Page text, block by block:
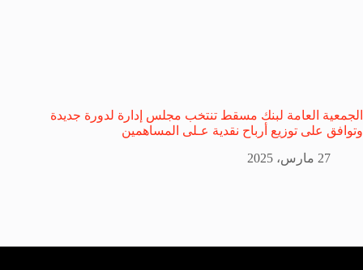
الجمعية العامة لبنك مسقط تنتخب مجلس إدارة لدورة جديدة
وتوافق على توزيع أرباح نقدية عـلى المساهمين
27 مارس، 2025